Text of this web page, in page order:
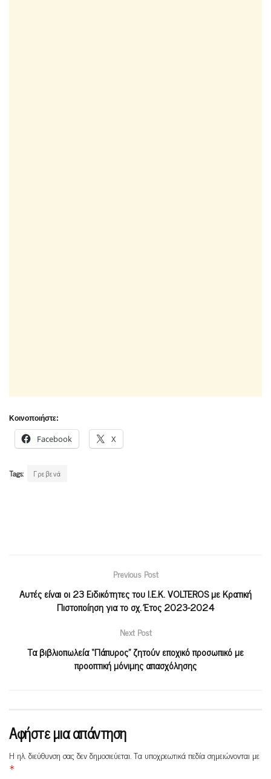
Κοινοποιήστε:
Facebook X
Tags: Γρεβενά
Previous Post
Αυτές είναι οι 23 Ειδικότητες του Ι.Ε.Κ. VOLTEROS με Κρατική
Πιστοποίηση για το σχ. Έτος 2023-2024
Next Post
Τα βιβλιοπωλεία “Πάπυρος” ζητούν εποχικό προσωπικό με
προοπτική μόνιμης απασχόλησης
Αφήστε μια απάντηση
Η ηλ. διεύθυνση σας δεν δημοσιεύεται.Τα υποχρεωτικά πεδία σημειώνονται με
*